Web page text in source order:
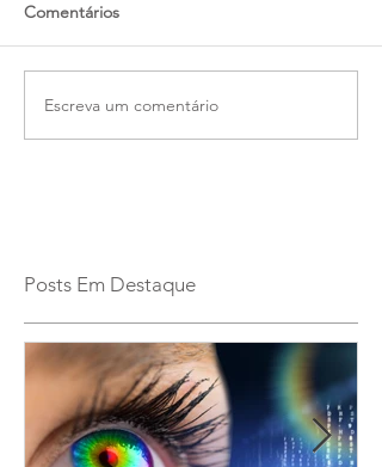
Comentários
Escreva um comentário
Posts Em Destaque